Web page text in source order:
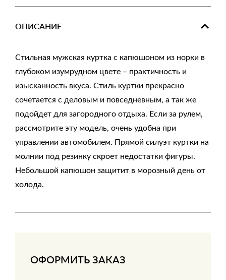
ОПИСАНИЕ
Стильная мужская куртка с капюшоном из норки в
глубоком изумрудном цвете – практичность и
изысканность вкуса. Стиль куртки прекрасно
сочетается с деловым и повседневным, а так же
подойдет для загородного отдыха. Если за рулем,
рассмотрите эту модель, очень удобна при
управлении автомобилем. Прямой силуэт куртки на
молнии под резинку скроет недостатки фигуры.
Небольшой капюшон защитит в морозный день от
холода.
ОФОРМИТЬ ЗАКАЗ